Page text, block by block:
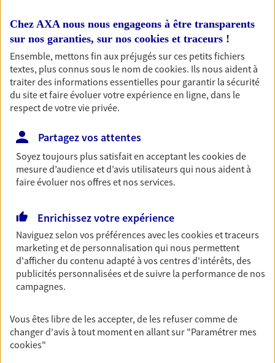
Prévoyance collective
Protégez vos salariés et leurs proches en cas de
baisse de revenus liée à un aléa de la vie.
Santé des salariés
Couvrez les dépenses de santé de vos salariés et
de leur famille tout en leur proposant des services
digitaux facilitant leurs démarches.
Epargne retraite des salariés
Fidélisez vos collaborateurs en leur proposant de
l'épargne retraite tout en optimisant les charges
fiscales et sociales de votre entreprise.
Accompagner vos salariés par la mise en place
d'un plan d'épargne entreprise, c'est les aider à
préparer leur avenir tout en bénéficiant d'un cadre
Chez AXA nous nous engageons à être transparents
sur nos garanties, sur nos cookies et traceurs !
Ensemble, mettons fin aux préjugés sur ces petits fichiers
textes, plus connus sous le nom decookies. Ils nous aident à
traiter des informations essentielles pour garantir la sécurité
du site et faire évoluer votre expérience en ligne, dans le
respect de votre vie privée.
Partagez vos attentes
Soyez toujours plus satisfait en acceptant lescookiesde
mesure d’audience et d’avis utilisateurs qui nous aident à
faire évoluer nos offres et nos services.
Enrichissez votre expérience
Naviguez selon vos préférences avec lescookies et traceurs
marketing et de personnalisation qui nous permettent
d'afficher du contenu adapté à vos centres d'intérêts, des
publicités personnalisées et de suivre la performance de nos
campagnes.
Vous êtes libre de les accepter, de les refuser comme de
changer d'avis à tout moment en allant sur "Paramétrer mes
cookies"